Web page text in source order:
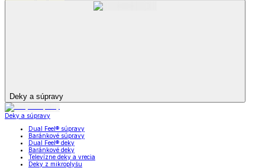
Deky a súpravy
Deky a súpravy
Dual Feel® súpravy
Baránkové súpravy
Dual Feel® deky
Baránkové deky
Televízne deky a vrecia
Deky z mikroplyšu